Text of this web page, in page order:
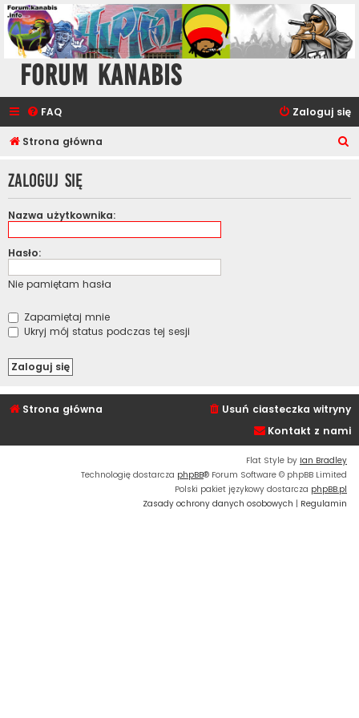
Forum Kanabis
FAQ Zaloguj się
Strona główna
k
Zaloguj się
Nazwa użytkownika:
Hasło:
Nie pamiętam hasła
Zapamiętaj mnie
Ukryj mój status podczas tej sesji
Strona główna
Usuń ciasteczka witryny
Kontakt z nami
Flat Style by Ian Bradley
Technologię dostarcza phpBB® Forum Software © phpBB Limited
Polski pakiet językowy dostarcza phpBB.pl
Zasady ochrony danych osobowych | Regulamin